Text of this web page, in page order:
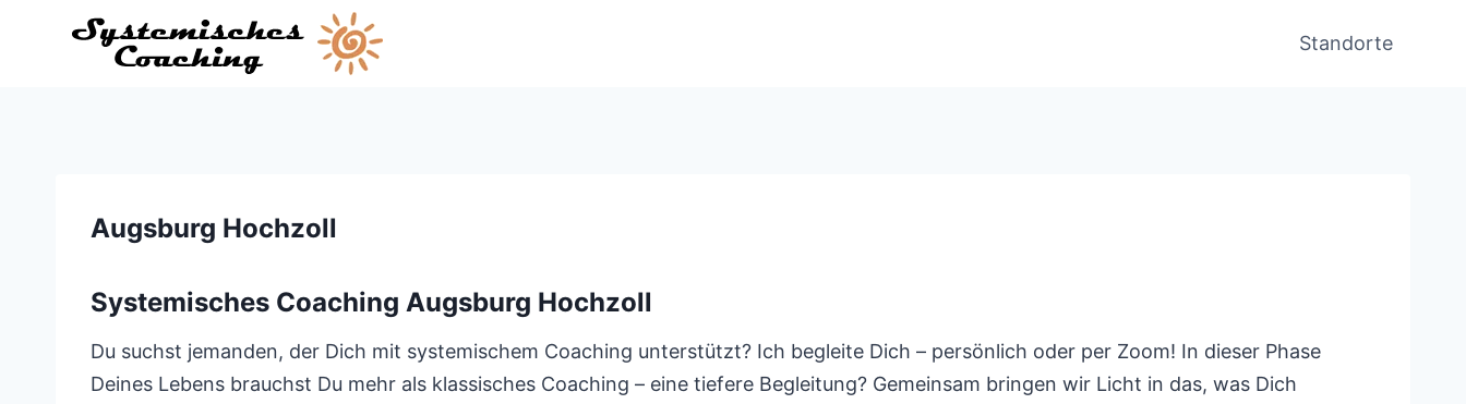
Standorte
Augsburg Hochzoll
Systemisches Coaching Augsburg Hochzoll
Du suchst jemanden, der Dich mit systemischem Coaching unterstützt? Ich begleite Dich – persönlich oder per Zoom! In dieser Phase
Deines Lebens brauchst Du mehr als klassisches Coaching – eine tiefere Begleitung? Gemeinsam bringen wir Licht in das, was Dich